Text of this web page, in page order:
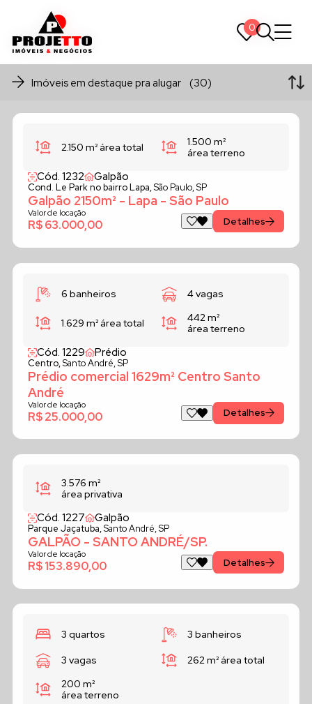
0
0
Imóveis em destaque pra alugar (30)
2.150 m²área total
1.500 m²
área terreno
Cód. 1232 Galpão
Cond. Le Park no bairro Lapa,São Paulo, SP
Galpão 2150m² - Lapa - São Paulo
Valor de locação
R$ 63.000,00 Detalhes
6 banheiros 4 vagas
1.629 m²área total
442 m²
área terreno
Cód. 1229 Prédio
Centro,Santo André, SP
Prédio comercial 1629m² Centro Santo
André
Valor de locação
R$ 25.000,00 Detalhes
3.576 m²
área privativa
Cód. 1227 Galpão
Parque Jaçatuba,Santo André, SP
GALPÃO - SANTO ANDRÉ/SP.
Valor de locação
R$ 153.890,00 Detalhes
3 quartos 3 banheiros
3 vagas 262 m²área total
200 m²
área terreno